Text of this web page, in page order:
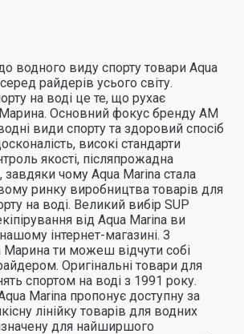
водного виду спорту товари Aqua
райдерів усього світу.
на воді це те, що рухає
Основний фокус бренду AM
види спорту та здоровий спосіб
високі стандарти
якості, післяпрожадна
завдяки чому Aqua Marina стала
ринку виробництва товарів для
на воді. Великий вибір SUP
від Aqua Marina ви
інтернет-магазині. З
ти можеш відчути собі
Оригінальні товари для
спортом на воді з 1991 року.
Marina пропонує доступну за
лінійку товарів для водних
для найширшого